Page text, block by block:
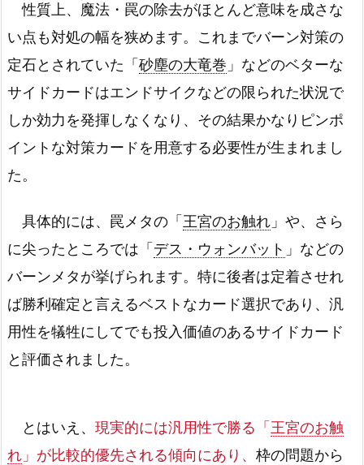
性質上、魔法・罠の除去がほとんど意味を成さな
い点も対処の幅を狭めます。これまでバーン対策の
定石とされていた「 砂塵の大竜巻 」などのベターな
サイドカードはエンドサイクなどの限られた状況で
しか効力を発揮しなくなり、その結果かなりピンポ
イントな対策カードを用意する必要性が生まれまし
た。
具体的には、罠メタの「 王宮のお触れ 」や、さら
に尖ったところでは「 デス・ウォンバット 」などの
バーンメタが挙げられます。特に後者は定着させれ
ば勝利確定と言えるベストなカード選択であり、汎
用性を犠牲にしてでも投入価値のあるサイドカード
と評価されました。
とはいえ、 現実的には汎用性で勝る「 王宮のお触
れ 」が比較的優先される傾向にあり、 枠の問題から